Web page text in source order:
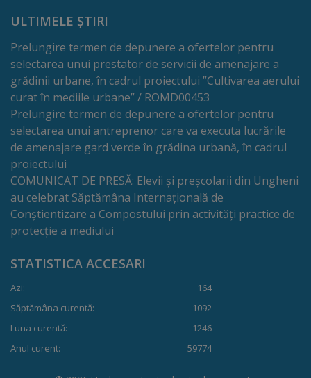
Rezultate/Atribuiri
Planuri/
Rapoarte
Licitații
Rezultate
Buget
și
Taxe
locale
și
programe
ULTIMELE ȘTIRI
Prelungire termen de depunere a ofertelor pentru
selectarea unui prestator de servicii de amenajare a
grădinii urbane, în cadrul proiectului ”Cultivarea aerului
curat în mediile urbane” / ROMD00453
Prelungire termen de depunere a ofertelor pentru
selectarea unui antreprenor care va executa lucrările
de amenajare gard verde în grădina urbană, în cadrul
proiectului
COMUNICAT DE PRESĂ: Elevii și preșcolarii din Ungheni
au celebrat Săptămâna Internațională de
Conștientizare a Compostului prin activități practice de
protecție a mediului
STATISTICA ACCESARI
Azi:
164
Săptămâna curentă:
1092
Luna curentă:
1246
Anul curent:
59774